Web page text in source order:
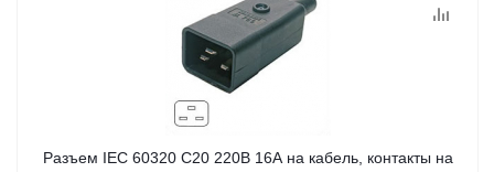
Разъем IEC 60320 C20 220В 16A на кабель, контакты на